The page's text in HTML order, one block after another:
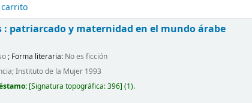
: patriarcado y maternidad en el mundo árabe
; Forma literaria: No es ficción
Instituto de la Mujer 1993
[Signatura topográfica:396](1).